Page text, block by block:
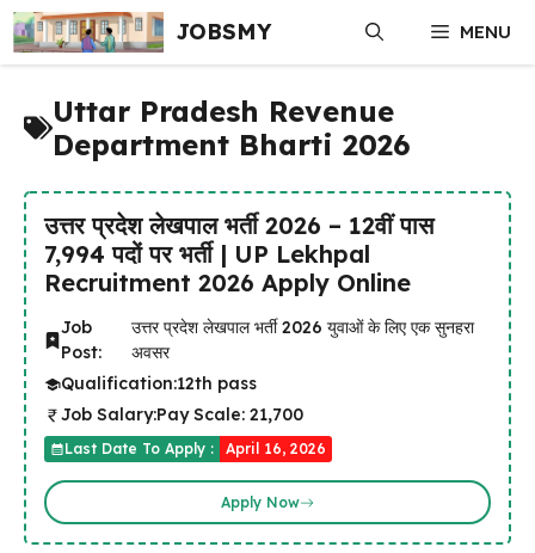
Skip
to
content
JOBSMY MENU
Uttar Pradesh Revenue
Department Bharti 2026
उत्तर प्रदेश लेखपाल भर्ती 2026 – 12वीं पास
7,994 पदों पर भर्ती | UP Lekhpal
Recruitment 2026 Apply Online
Job
Post:
उत्तर प्रदेश लेखपाल भर्ती 2026 युवाओं के लिए एक सुनहरा
अवसर
Qualification:12th pass
Job Salary:Pay Scale: ₹21,700
Last Date To Apply : April 16, 2026
Apply Now